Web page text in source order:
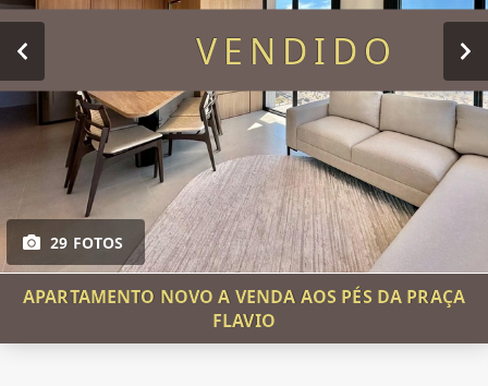
29 FOTOS
VENDIDO
APARTAMENTO NOVO A VENDA AOS PÉS DA PRAÇA
FLAVIO